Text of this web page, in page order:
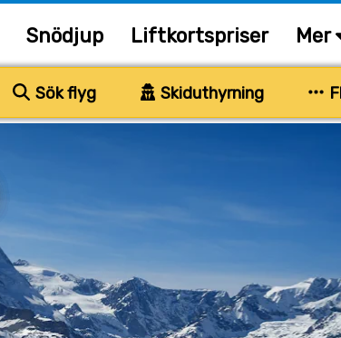
Snödjup Liftkortspriser Mer
Sök flyg Skiduthyrning